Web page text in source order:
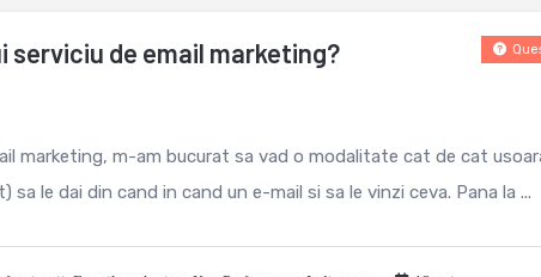
serviciu de email marketing?
marketing, m-am bucurat sa vad o modalitate cat de cat
le dai din cand in cand un e-mail si sa le vinzi ceva. Pana la ...